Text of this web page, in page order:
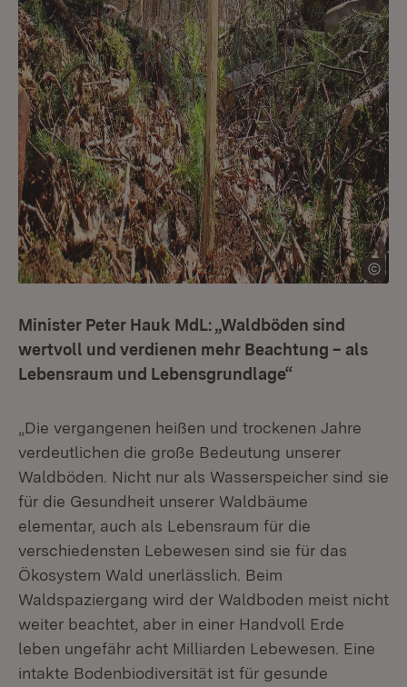
Minister Peter Hauk MdL: „Waldböden sind
wertvoll und verdienen mehr Beachtung – als
Lebensraum und Lebensgrundlage“
„Die vergangenen heißen und trockenen Jahre
verdeutlichen die große Bedeutung unserer
Waldböden. Nicht nur als Wasserspeicher sind sie
für die Gesundheit unserer Waldbäume
elementar, auch als Lebensraum für die
verschiedensten Lebewesen sind sie für das
Ökosystem Wald unerlässlich. Beim
Waldspaziergang wird der Waldboden meist nicht
weiter beachtet, aber in einer Handvoll Erde
leben ungefähr acht Milliarden Lebewesen. Eine
intakte Bodenbiodiversität ist für gesunde